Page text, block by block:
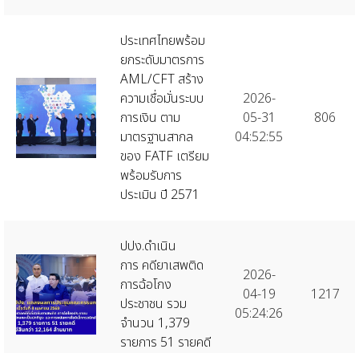
ประเทศไทยพร้อม
ยกระดับมาตรการ
AML/CFT สร้าง
ความเชื่อมั่นระบบ
การเงิน ตาม
มาตรฐานสากล
ของ FATF เตรียม
พร้อมรับการ
ประเมิน ปี 2571
2026-
05-31
04:52:55
806
ปปง.ดำเนิน
การ คดียาเสพติด
การฉ้อโกง
ประชาชน รวม
จำนวน 1,379
รายการ 51 รายคดี
2026-
04-19
05:24:26
1217